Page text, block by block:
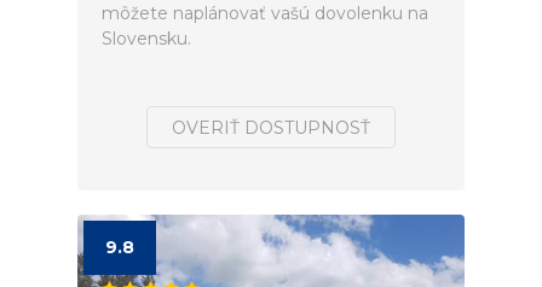
môžete naplánovať vašú dovolenku na
Slovensku.
OVERIŤ DOSTUPNOSŤ
9.8